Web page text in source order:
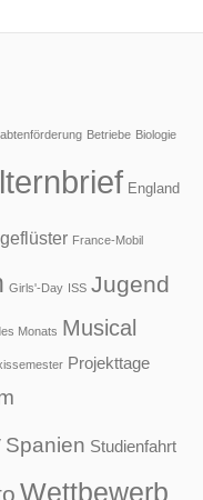
Betriebe Biologie
England
France-Mobil
Girls'-Day ISS Jugend
Monats Musical
Projekttage
Spanien Studienfahrt
Wettbewerb